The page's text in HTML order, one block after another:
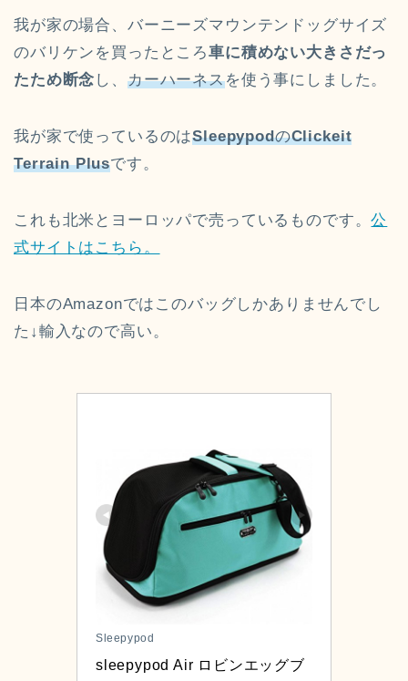
我が家の場合、バーニーズマウンテンドッグサイズ
のバリケンを買ったところ車に積めない大きさだっ
たため断念 し、 カーハーネスを使う事にしました。
我が家で使っているのはSleepypodのClickeit
Terrain Plusです。
これも北米とヨーロッパで売っているものです。公
式サイトはこちら。
日本のAmazonではこのバッグしかありませんでし
た↓輸入なので高い。
Sleepypod
sleepypod Air ロビンエッグブ